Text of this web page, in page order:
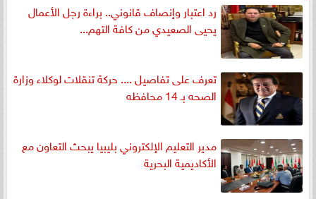
رد اعتبار وإنصاف قانوني.. براءة رجل الأعمال
يحيى الصعيدي من كافة التهم...
تعرف على تفاصيل .... حركة تنقلات لوكلاء وزارة
الصحه بـ 14 محافظه
مدير التعليم الإلكتروني بليبيا يبحث التعاون مع
الأكاديمية البحرية